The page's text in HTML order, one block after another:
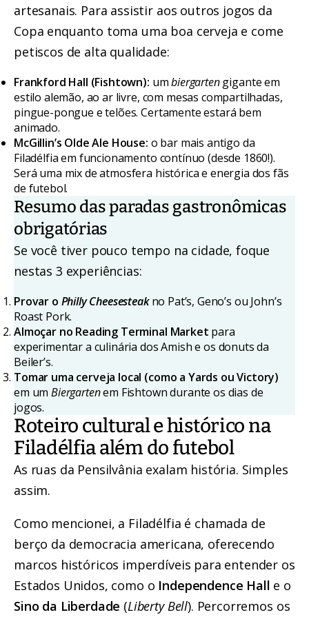
artesanais. Para assistir aos outros jogos da
Copa enquanto toma uma boa cerveja e come
petiscos de alta qualidade:
Frankford Hall (Fishtown): umbiergartengigante em
estilo alemão, ao ar livre, com mesas compartilhadas,
pingue-pongue e telões. Certamente estará bem
animado.
McGillin’s Olde Ale House: o bar mais antigo da
Filadélfia em funcionamento contínuo (desde 1860!).
Será uma mix de atmosfera histórica e energia dos fãs
de futebol.
Resumo das paradas gastronômicas
obrigatórias
Se você tiver pouco tempo na cidade, foque
nestas 3 experiências:
Provar o Philly Cheesesteakno Pat’s, Geno’s ou John’s
Roast Pork.
Almoçar no Reading Terminal Market para
experimentar a culinária dos Amish e os donuts da
Beiler’s.
Tomar uma cerveja local (como a Yards ou Victory)
em umBiergartenem Fishtown durante os dias de
jogos.
Roteiro cultural e histórico na
Filadélfia além do futebol
As ruas da Pensilvânia exalam história. Simples
assim.
Como mencionei, a Filadélfia é chamada de
berço da democracia americana, oferecendo
marcos históricos imperdíveis para entender os
Estados Unidos, como o Independence Hall e o
Sino da Liberdade (Liberty Bell). Percorremos os